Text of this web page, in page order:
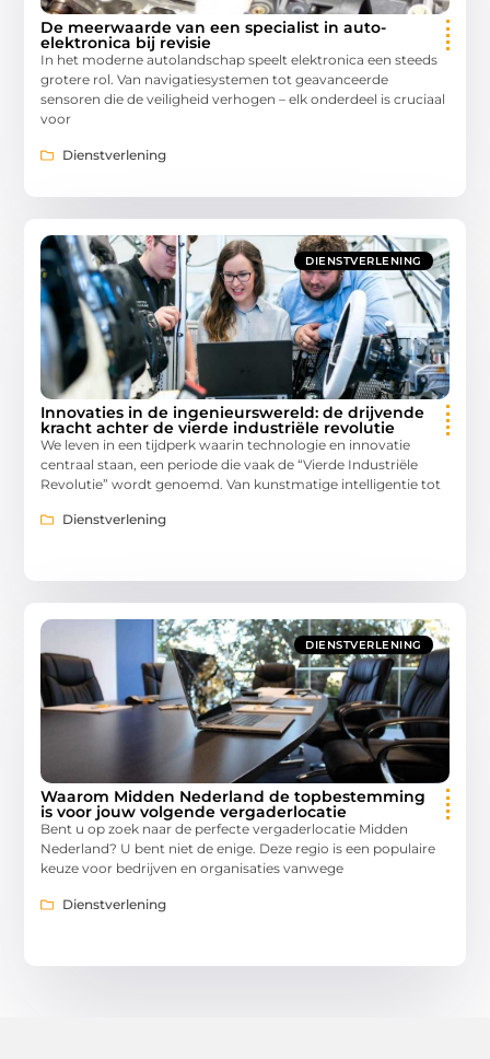
De meerwaarde van een specialist in auto-
elektronica bij revisie
In het moderne autolandschap speelt elektronica een steeds
grotere rol. Van navigatiesystemen tot geavanceerde
sensoren die de veiligheid verhogen – elk onderdeel is cruciaal
voor
Dienstverlening
DIENSTVERLENING
Innovaties in de ingenieurswereld: de drijvende
kracht achter de vierde industriële revolutie
We leven in een tijdperk waarin technologie en innovatie
centraal staan, een periode die vaak de “Vierde Industriële
Revolutie” wordt genoemd. Van kunstmatige intelligentie tot
Dienstverlening
DIENSTVERLENING
Waarom Midden Nederland de topbestemming
is voor jouw volgende vergaderlocatie
Bent u op zoek naar de perfecte vergaderlocatie Midden
Nederland? U bent niet de enige. Deze regio is een populaire
keuze voor bedrijven en organisaties vanwege
Dienstverlening